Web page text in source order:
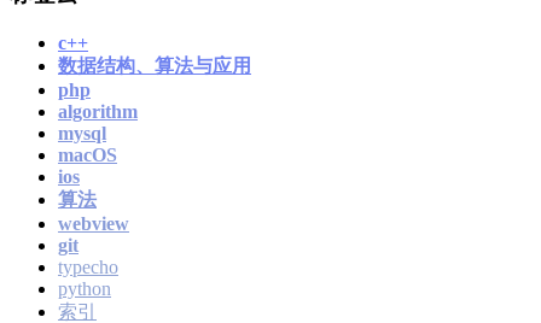
c++
数据结构、算法与应用
php
algorithm
mysql
macOS
ios
算法
webview
git
typecho
python
索引